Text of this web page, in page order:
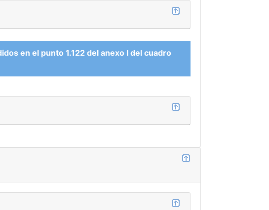
en el punto 1.122 del anexo I del cuadro